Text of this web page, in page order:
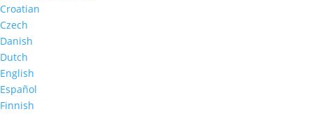
Croatian
Czech
Danish
Dutch
English
Español
Finnish